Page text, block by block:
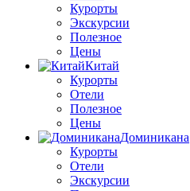
Курорты
Экскурсии
Полезное
Цены
Китай
Курорты
Отели
Полезное
Цены
Доминикана
Курорты
Отели
Экскурсии